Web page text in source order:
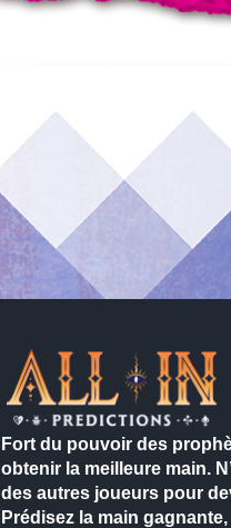
Fort du pouvoir des
obtenir la meilleure main.
des autres joueurs pour
Prédisez la main